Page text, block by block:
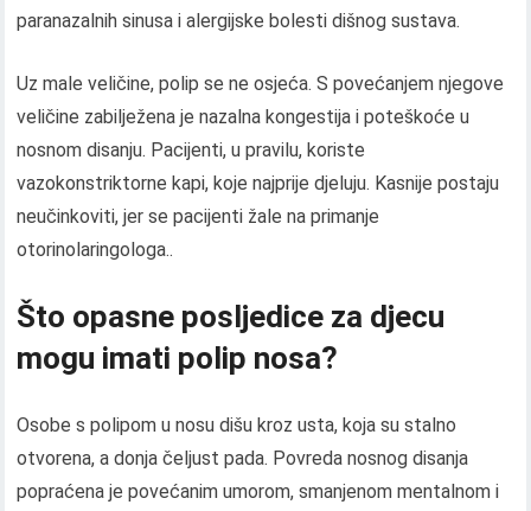
paranazalnih sinusa i alergijske bolesti dišnog sustava.
Uz male veličine, polip se ne osjeća. S povećanjem njegove
veličine zabilježena je nazalna kongestija i poteškoće u
nosnom disanju. Pacijenti, u pravilu, koriste
vazokonstriktorne kapi, koje najprije djeluju. Kasnije postaju
neučinkoviti, jer se pacijenti žale na primanje
otorinolaringologa..
Što opasne posljedice za djecu
mogu imati polip nosa?
Osobe s polipom u nosu dišu kroz usta, koja su stalno
otvorena, a donja čeljust pada. Povreda nosnog disanja
popraćena je povećanim umorom, smanjenom mentalnom i